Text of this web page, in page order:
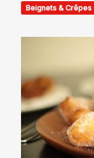
Beignets & Crêpes